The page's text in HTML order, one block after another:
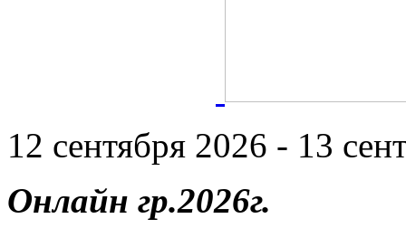
12 сентября 2026 - 13
Онлайн гр.2026г.